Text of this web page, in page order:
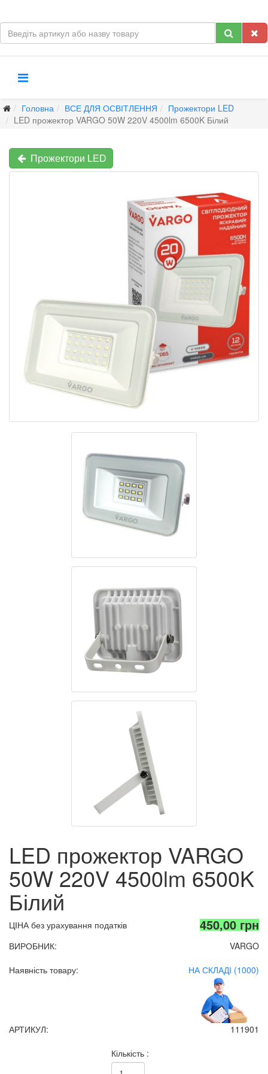
Головна ВСЕ ДЛЯ ОСВІТЛЕННЯ
Прожектори LED
LED прожектор VARGO 50W 220V 4500lm 6500K Білий
Прожектори LED
LED прожектор VARGO
50W 220V 4500lm 6500K
Білий
ЦІНА без урахування податків 450,00 грн
ВИРОБНИК:
VARGO
Наявність товару:
НА СКЛАДІ (1000)
АРТИКУЛ:
111901
Кількість :